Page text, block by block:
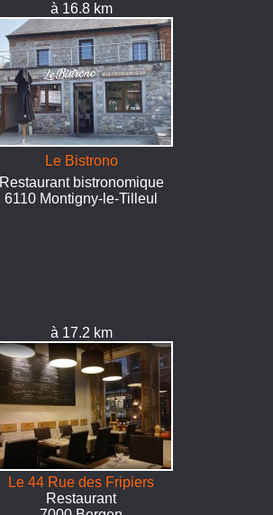
à 16.8 km
Le Bistrono
Restaurant bistronomique
6110 Montigny-le-Tilleul
à 17.2 km
Le 44 Rue des Fripiers
Restaurant